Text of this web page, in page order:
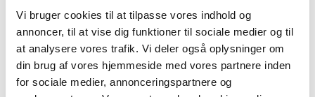
Vi bruger cookies til at tilpasse vores indhold og
annoncer, til at vise dig funktioner til sociale medier og til
at analysere vores trafik. Vi deler også oplysninger om
din brug af vores hjemmeside med vores partnere inden
for sociale medier, annonceringspartnere og
Mulighed for genoptagelse
Dommen får retsvirkninger fra ikrafttrædelsen af den
fortolkede regel, TEUF artikel 20, som trådte i kraft
den 1. november 1993.